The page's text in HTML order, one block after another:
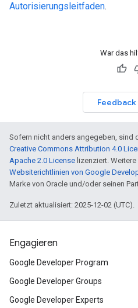
Autorisierungsleitfaden.
War das
Sofern nicht anders angegeben, sind
Creative Commons Attribution 4.0
Apache 2.0 License lizenziert.
Websiterichtlinien von Google
Marke von Oracle und/oder seinen
Zuletzt aktualisiert: 2025-12-02 (UTC).
Engagieren
Google Developer Program
Google Developer Groups
Google Developer Experts